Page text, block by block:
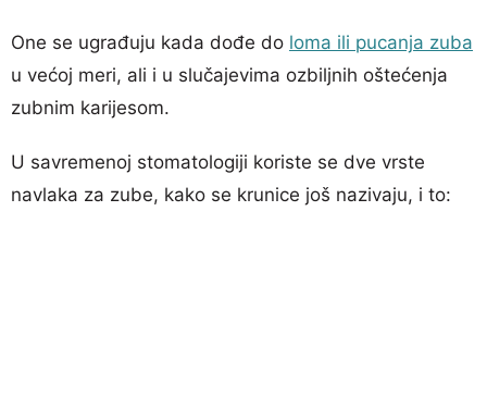
One se ugrađuju kada dođe do loma ili pucanja zuba
u većoj meri, ali i u slučajevima ozbiljnih oštećenja
zubnim karijesom.
U savremenoj stomatologiji koriste se dve vrste
navlaka za zube, kako se krunice još nazivaju, i to: